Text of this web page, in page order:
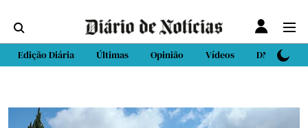
Edição Diária Últimas Opinião Vídeos DN Sport